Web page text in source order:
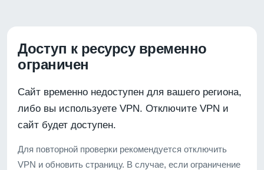
Доступ к ресурсу временно
ограничен
Сайт временно недоступен для вашего региона,
либо вы используете VPN. Отключите VPN и
сайт будет доступен.
Для повторной проверки рекомендуется отключить
VPN и обновить страницу. В случае, если ограничение